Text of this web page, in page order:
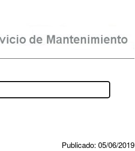
Publicado: 05/06/2019